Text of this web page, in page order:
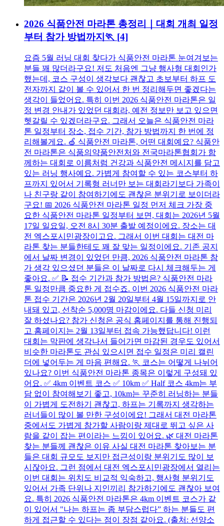
2026 식품안전 마라톤 총정리｜대회 개최 일정
부터 참가 방법까지🏃 [4]
요즘 5월 러닝 대회 찾다가 식품안전 마라톤 눈여겨보는
분들 꽤 많더라구요! 저도 처음엔 그냥 행사형 대회인가
했는데, 코스 구성이 생각보다 괜찮고 초보부터 하프 도
전자까지 같이 볼 수 있어서 한 번 정리해두면 좋겠다는
생각이 들었어요. 특히 이번 2026 식품안전 마라톤은 일
정 변경 안내가 있었던 대회라, 예전 정보만 보고 있으면
헷갈릴 수 있겠더라구요. 그래서 오늘은 식품안전 마라
톤 일정부터 장소, 접수 기간, 참가 방법까지 한 번에 정
리해볼게요. 🍏 식품안전 마라톤, 어떤 대회예요? 식품안
전 마라톤은 식품의약품안전처와 전국마라톤협회가 함
께하는 대회로 이름처럼 건강과 식품안전 메시지를 담고
있는 러닝 행사예요. 가볍게 참여할 수 있는 코스부터 하
프까지 있어서 기록형 러너만 보는 대회라기보다 가족이
나 친구랑 같이 참여하기에도 괜찮은 분위기로 보이더라
구요! 📅 2026 식품안전 마라톤 일정 먼저 체크 가장 중
요한 식품안전 마라톤 일정부터 보면, 대회는 2026년 5월
17일 일요일, 오전 8시 30분 출발 예정이에요. 장소는 대
전 엑스포시민광장이고요. 그래서 이번 대회는 대전 마
라톤 찾는 분들한테도 꽤 잘 맞는 일정이에요. 기존 공지
에서 날짜 변경이 있었던 만큼, 2026 식품안전 마라톤 참
가 생각 있으셨던 분들은 이 날짜로 다시 체크해두는 게
좋아요. ✅ 📝 접수 기간과 참가 방법은? 식품안전 마라
톤 일정만큼 중요한 게 접수죠. 이번 2026 식품안전 마라
톤 접수 기간은 2026년 2월 20일부터 4월 15일까지로 안
내돼 있고, 선착순 5,000명 마감이에요. 다들 신청 미리
잘 하셨나요? 참가 신청은 공식 홈페이지를 통해 진행되
고 홈페이지는 2월 13일부터 접속 가능했답니다! 이런
대회는 막판에 생각나서 들어가면 마감된 경우도 있어서
비슷한 마라톤도 관심 있으시면 접수 일정은 미리 캘린
더에 넣어두는 게 마음 편해요. 🏃 코스는 어떻게 나뉘어
있나요? 이번 식품안전 마라톤 종목은 이렇게 구성돼 있
어요. ✅ 4km 이벤트 코스 ✅ 10km ✅ Half 코스 4km는 부
담 없이 참여해보기 좋고, 10km는 꾸준히 러닝하는 분들
이 가볍게 도전하기 괜찮고, 하프는 기록까지 생각하는
러너들이 많이 볼 만한 구성이에요! 그래서 대전 마라톤
중에서도 가볍게 참가할 사람이랑 제대로 뛰고 싶은 사
람을 같이 잡는 편이라는 느낌이 있어요. 🌿 대전 마라톤
찾는 분들께 괜찮은 이유 사실 대전 마라톤 찾아보는 분
들은 대회 규모도 보지만 접근성이랑 분위기도 많이 보
시잖아요. 그런 점에서 대전 엑스포시민광장에서 열리는
이번 대회는 위치도 비교적 익숙하고, 행사형 분위기도
있어서 가족 단위나 지인끼리 참가하기에도 괜찮아 보여
요. 특히 2026 식품안전 마라톤은 4km 이벤트 코스가 같
이 있어서 "나는 하프는 좀 부담스럽다” 하는 분들도 편
하게 접근할 수 있다는 점이 장점 같아요. (출처: 선양소